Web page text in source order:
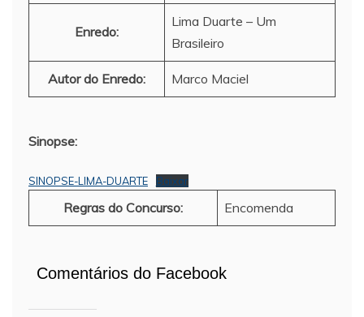
Enredo:
Lima Duarte – Um
Brasileiro
Autor do Enredo: Marco Maciel
Sinopse:
SINOPSE-LIMA-DUARTE Baixar
Regras do Concurso: Encomenda
Comentários do Facebook